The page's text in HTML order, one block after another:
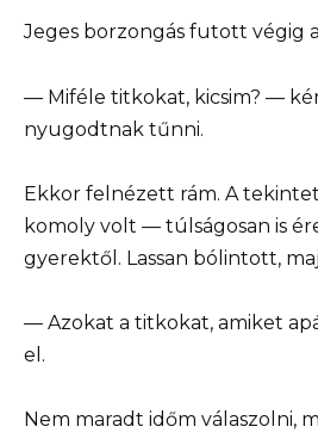
Jeges borzongás futott végig
— Miféle titkokat, kicsim? —
nyugodtnak tűnni.
Ekkor felnézett rám. A
komoly volt — túlságosan is
gyerektől. Lassan bólintott,
— Azokat a titkokat, amiket
el.
Nem maradt időm válaszolni,